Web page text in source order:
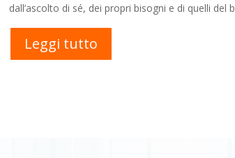
dall’ascolto di sé, dei propri bisogni e di quelli del
Leggi tutto